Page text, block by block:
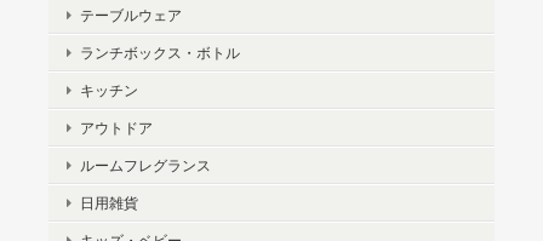
テーブルウェア
ランチボックス・ボトル
キッチン
アウトドア
ルームフレグランス
日用雑貨